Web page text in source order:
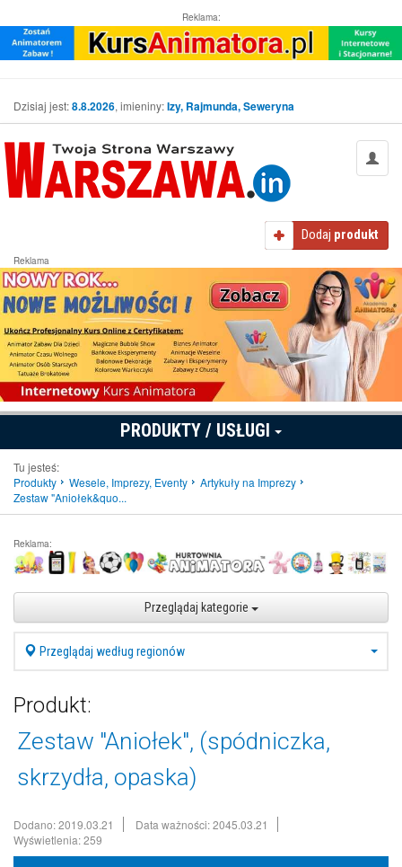
Reklama:
Dzisiaj jest:8.8.2026, imieniny:Izy, Rajmunda, Seweryna
Dodaj produkt
Reklama
PRODUKTY / USŁUGI
Tu jesteś:
Produkty
Wesele, Imprezy, Eventy
Artykuły na Imprezy
Zestaw "Aniołek&quo...
Reklama:
Przeglądaj kategorie
Przeglądaj według regionów
Produkt:
Zestaw "Aniołek", (spódniczka,
skrzydła, opaska)
Dodano: 2019.03.21
Data ważności: 2045.03.21
Wyświetlenia: 259